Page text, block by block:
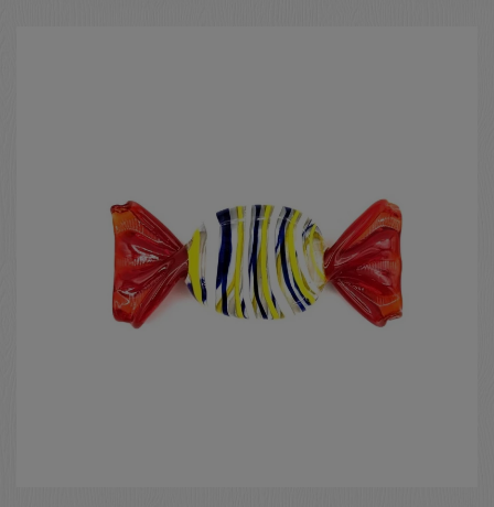
法人・飲食店のお客様
お問い合わせ